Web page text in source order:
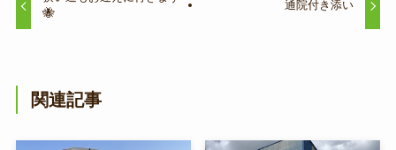
🐝
通院付き添い
関連記事